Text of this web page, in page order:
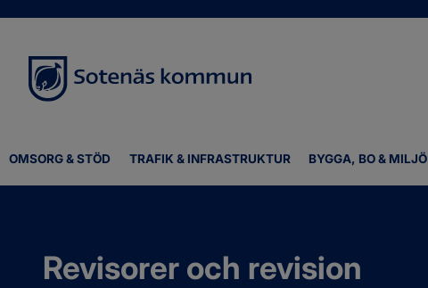
OMSORG & STÖD TRAFIK & INFRASTRUKTUR BYGGA, BO & MILJÖ
Revisorer och revision